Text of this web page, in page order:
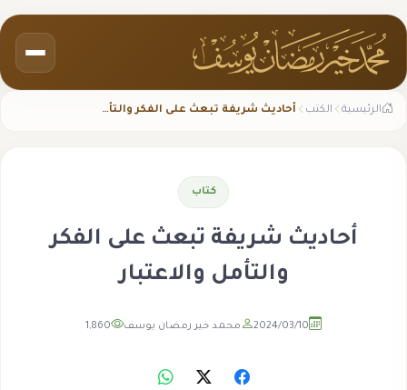
الرئيسية الكتب أحاديث شريفة تبعث على الفكر والتأمل والاعتبار
كتاب
أحاديث شريفة تبعث على الفكر
والتأمل والاعتبار
2024/03/10 محمد خير رمضان يوسف 1,860